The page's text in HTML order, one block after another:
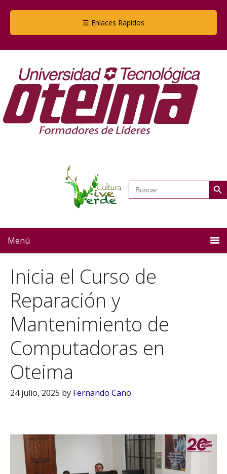
☰ Enlaces Rápidos
Buscar: Botón
Menú
Inicia el Curso de
Reparación y
Mantenimiento de
Computadoras en
Oteima
24 julio, 2025 by Fernando Cano